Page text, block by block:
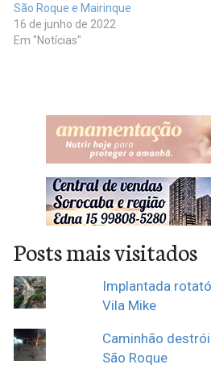
São Roque e Mairinque
16 de junho de 2022
Em "Notícias"
Posts mais visitados
Implantada
Vila Mike
Caminhão
São Roque